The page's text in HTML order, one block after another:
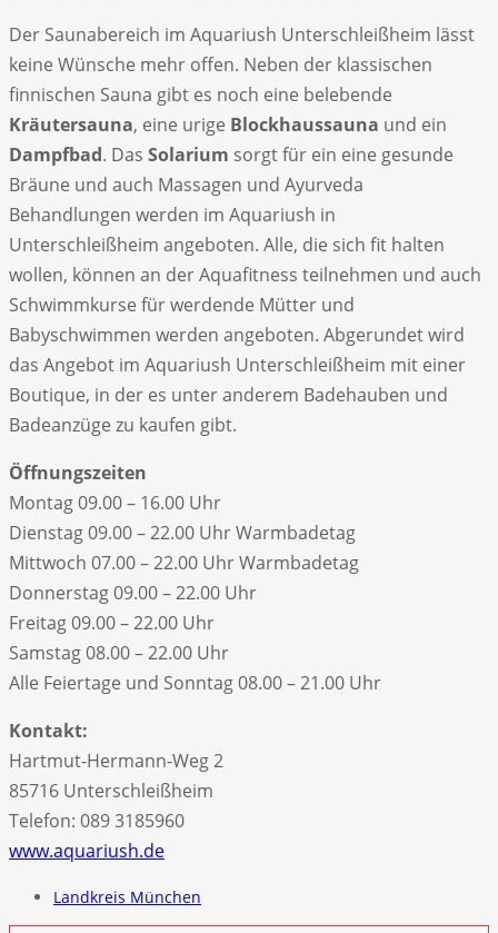
Der Saunabereich im Aquariush Unterschleißheim lässt
keine Wünsche mehr offen. Neben der klassischen
finnischen Sauna gibt es noch eine belebende
Kräutersauna, eine urige Blockhaussauna und ein
Dampfbad. Das Solarium sorgt für ein eine gesunde
Bräune und auch Massagen und Ayurveda
Behandlungen werden im Aquariush in
Unterschleißheim angeboten. Alle, die sich fit halten
wollen, können an der Aquafitness teilnehmen und auch
Schwimmkurse für werdende Mütter und
Babyschwimmen werden angeboten. Abgerundet wird
das Angebot im Aquariush Unterschleißheim mit einer
Boutique, in der es unter anderem Badehauben und
Badeanzüge zu kaufen gibt.
Öffnungszeiten
Montag 09.00 – 16.00 Uhr
Dienstag 09.00 – 22.00 Uhr Warmbadetag
Mittwoch 07.00 – 22.00 Uhr Warmbadetag
Donnerstag 09.00 – 22.00 Uhr
Freitag 09.00 – 22.00 Uhr
Samstag 08.00 – 22.00 Uhr
Alle Feiertage und Sonntag 08.00 – 21.00 Uhr
Kontakt:
Hartmut-Hermann-Weg 2
85716 Unterschleißheim
Telefon: 089 3185960
www.aquariush.de
Landkreis München